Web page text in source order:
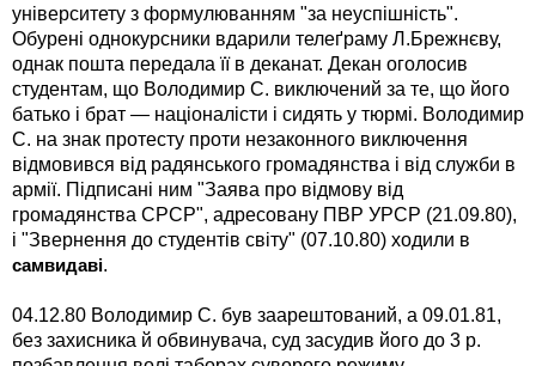
університету з формулюванням "за неуспішність".
Обурені однокурсники вдарили телеґраму Л.Брежнєву,
однак пошта передала її в деканат. Декан оголосив
студентам, що Володимир С. виключений за те, що його
батько і брат — націоналісти і сидять у тюрмі. Володимир
С. на знак протесту проти незаконного виключення
відмовився від радянського громадянства і від служби в
армії. Підписані ним "Заява про відмову від
громадянства СРСР", адресовану ПВР УРСР (21.09.80),
і "Звернення до студентів світу" (07.10.80) ходили в
самвидаві.
04.12.80 Володимир С. був заарештований, а 09.01.81,
без захисника й обвинувача, суд засудив його до 3 р.